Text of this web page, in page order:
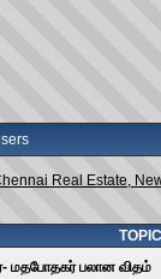
Real Estate,
மதபோதகர் பலான விதம்